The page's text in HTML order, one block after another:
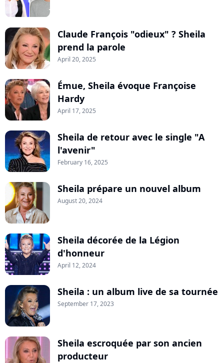
Claude François "odieux" ? Sheila
prend la parole
April 20, 2025
Émue, Sheila évoque Françoise
Hardy
April 17, 2025
Sheila de retour avec le single "A
l'avenir"
February 16, 2025
Sheila prépare un nouvel album
August 20, 2024
Sheila décorée de la Légion
d'honneur
April 12, 2024
Sheila : un album live de sa tournée
September 17, 2023
Sheila escroquée par son ancien
producteur